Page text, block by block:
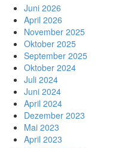
Juni 2026
April 2026
November 2025
Oktober 2025
September 2025
Oktober 2024
Juli 2024
Juni 2024
April 2024
Dezember 2023
Mai 2023
April 2023